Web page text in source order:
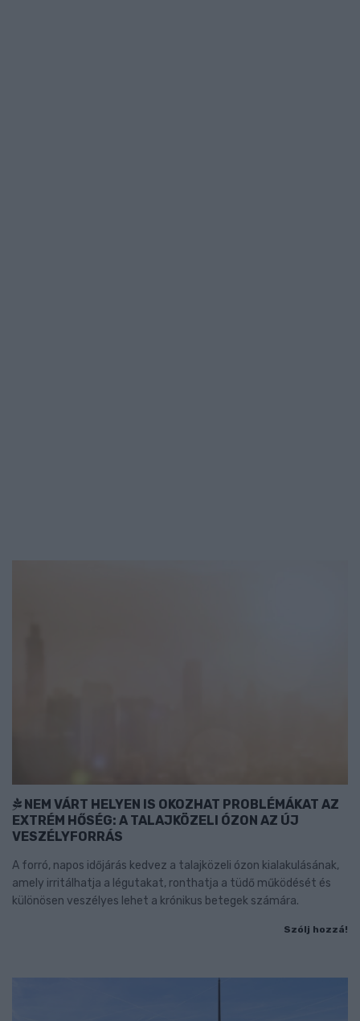
NEM VÁRT HELYEN IS OKOZHAT PROBLÉMÁKAT AZ
EXTRÉM HŐSÉG: A TALAJKÖZELI ÓZON AZ ÚJ
VESZÉLYFORRÁS
A forró, napos időjárás kedvez a talajközeli ózon kialakulásának,
amely irritálhatja a légutakat, ronthatja a tüdő működését és
különösen veszélyes lehet a krónikus betegek számára.
Szólj hozzá!